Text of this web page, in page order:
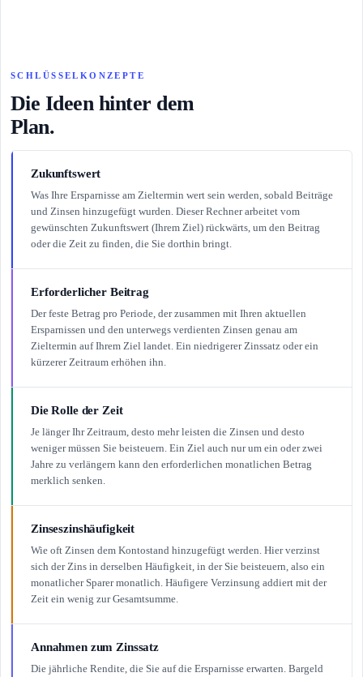
SCHLÜSSELKONZEPTE
Die Ideen hinter dem
Plan.
Zukunftswert
Was Ihre Ersparnisse am Zieltermin wert sein werden, sobald Beiträge
und Zinsen hinzugefügt wurden. Dieser Rechner arbeitet vom
gewünschten Zukunftswert (Ihrem Ziel) rückwärts, um den Beitrag
oder die Zeit zu finden, die Sie dorthin bringt.
Erforderlicher Beitrag
Der feste Betrag pro Periode, der zusammen mit Ihren aktuellen
Ersparnissen und den unterwegs verdienten Zinsen genau am
Zieltermin auf Ihrem Ziel landet. Ein niedrigerer Zinssatz oder ein
kürzerer Zeitraum erhöhen ihn.
Die Rolle der Zeit
Je länger Ihr Zeitraum, desto mehr leisten die Zinsen und desto
weniger müssen Sie beisteuern. Ein Ziel auch nur um ein oder zwei
Jahre zu verlängern kann den erforderlichen monatlichen Betrag
merklich senken.
Zinseszinshäufigkeit
Wie oft Zinsen dem Kontostand hinzugefügt werden. Hier verzinst
sich der Zins in derselben Häufigkeit, in der Sie beisteuern, also ein
monatlicher Sparer monatlich. Häufigere Verzinsung addiert mit der
Zeit ein wenig zur Gesamtsumme.
Annahmen zum Zinssatz
Die jährliche Rendite, die Sie auf die Ersparnisse erwarten. Bargeld